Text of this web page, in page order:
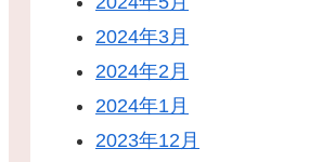
2024年3月
2024年2月
2024年1月
2023年12月